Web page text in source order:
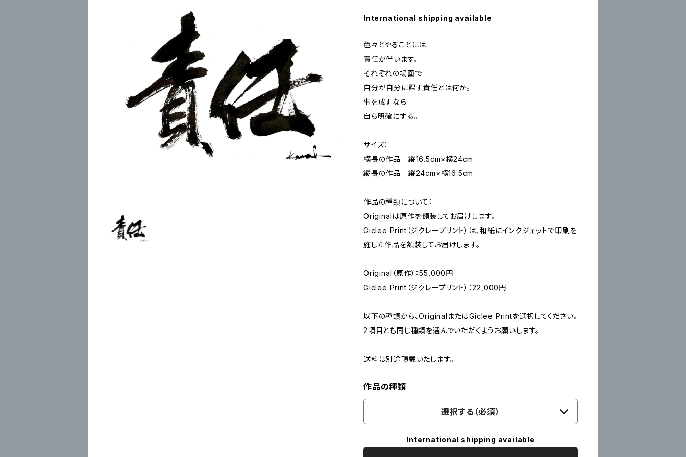
International shipping available
色々とやることには
責任が伴います。
それぞれの場面で
自分が自分に課す責任とは何か。
事を成すなら
自ら明確にする。
サイズ：
横長の作品 縦16.5cm×横24cm
縦長の作品 縦24cm×横16.5cm
作品の種類について：
Originalは原作を額装してお届けします。
Giclee Print（ジクレープリント）は、和紙にインクジェットで印刷を
施した作品を額装してお届けします。
Original（原作）：55,000円
Giclee Print（ジクレープリント）：22,000円
以下の種類から、OriginalまたはGiclee Printを選択してください。
2項目とも同じ種類を選んでいただくようお願いします。
送料は別途頂戴いたします。
作品の種類
選択する（必須）
International shipping available